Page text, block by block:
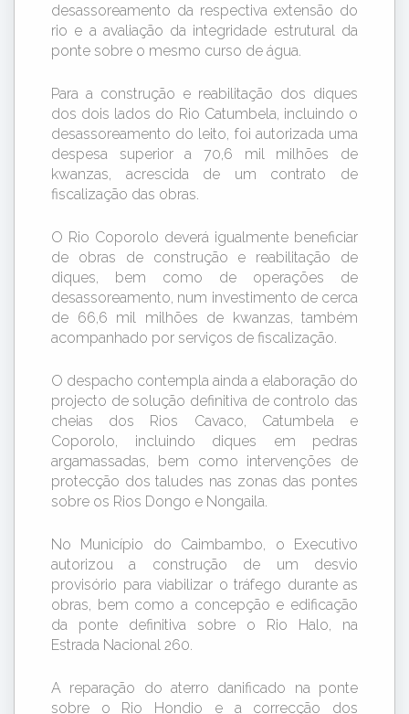
desassoreamento da respectiva extensão do
rio e a avaliação da integridade estrutural da
ponte sobre o mesmo curso de água.
Para a construção e reabilitação dos diques
dos dois lados do Rio Catumbela, incluindo o
desassoreamento do leito, foi autorizada uma
despesa superior a 70,6 mil milhões de
kwanzas, acrescida de um contrato de
fiscalização das obras.
O Rio Coporolo deverá igualmente beneficiar
de obras de construção e reabilitação de
diques, bem como de operações de
desassoreamento, num investimento de cerca
de 66,6 mil milhões de kwanzas, também
acompanhado por serviços de fiscalização.
O despacho contempla ainda a elaboração do
projecto de solução definitiva de controlo das
cheias dos Rios Cavaco, Catumbela e
Coporolo, incluindo diques em pedras
argamassadas, bem como intervenções de
protecção dos taludes nas zonas das pontes
sobre os Rios Dongo e Nongaila.
No Município do Caimbambo, o Executivo
autorizou a construção de um desvio
provisório para viabilizar o tráfego durante as
obras, bem como a concepção e edificação
da ponte definitiva sobre o Rio Halo, na
Estrada Nacional 260.
A reparação do aterro danificado na ponte
sobre o Rio Hondio e a correcção dos